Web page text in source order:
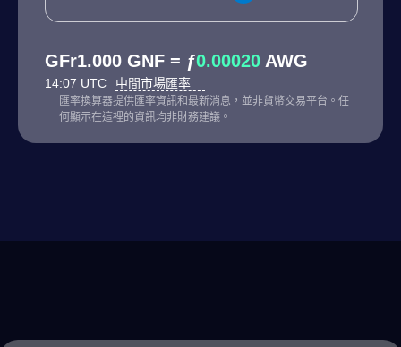
GFr1.000 GNF = ƒ0.00020 AWG
14:07 UTC 中間市場匯率
匯率換算器提供匯率資訊和最新消息，並非貨幣交易平台。任
何顯示在這裡的資訊均非財務建議。